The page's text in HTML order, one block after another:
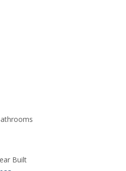
Built